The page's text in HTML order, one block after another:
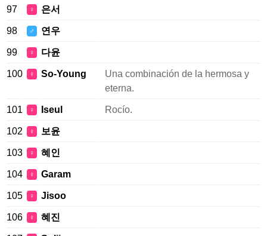
97 ♀ 은서
98 ♂ 연우
99 ♀ 다윤
100 ♀ So-Young
Una combinación de la hermosa y
eterna.
101 ♀ Iseul Rocío.
102 ♀ 보윤
103 ♀ 혜인
104 ♀ Garam
105 ♀ Jisoo
106 ♀ 혜진